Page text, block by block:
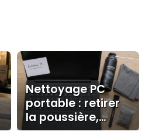
Nettoyage PC
portable : retirer
la poussière,
limiter la